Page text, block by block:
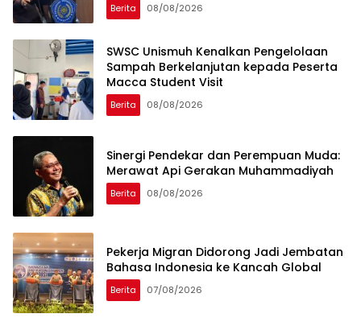
Berita 08/08/2026
SWSC Unismuh Kenalkan Pengelolaan
Sampah Berkelanjutan kepada Peserta
Macca Student Visit
Berita 08/08/2026
Sinergi Pendekar dan Perempuan Muda:
Merawat Api Gerakan Muhammadiyah
Berita 08/08/2026
Pekerja Migran Didorong Jadi Jembatan
Bahasa Indonesia ke Kancah Global
Berita 07/08/2026